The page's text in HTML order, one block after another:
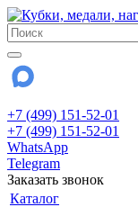
+7 (499) 151-52-01
+7 (499) 151-52-01
WhatsApp
Telegram
Заказать звонок
Каталог